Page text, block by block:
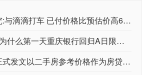
复旦教授实证研究:与滴滴打车 已付价格比预估价高6.7%左右
a股银行业全红！为什么第一天重庆银行回归A日限后 银行股持续走强？
重！深圳某银行正式发文以二手房参考价格作为房贷依据 楼市发生变化？